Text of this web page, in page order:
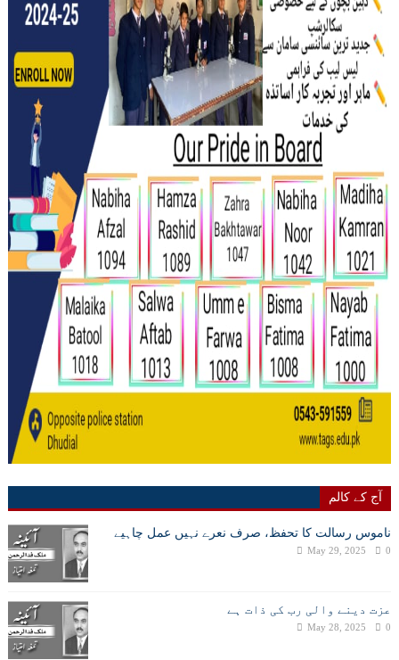
آج کے کالم
ناموس رسالت کا تحفظ، صرف نعرے نہیں عمل چاہیے
May 29, 2025 0
عزت دینے والی رب کی ذات ہے
May 28, 2025 0